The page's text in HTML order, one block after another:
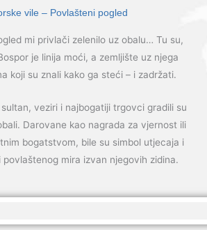
vile – Povlašteni pogled
mi privlači zelenilo uz obalu… Tu su,
je linija moći, a zemljište uz njega
koji su znali kako ga steći – i zadržati.
veziri i najbogatiji trgovci gradili su
Darovane kao nagrada za vjernost ili
bogatstvom, bile su simbol utjecaja i
povlaštenog mira izvan njegovih zidina.